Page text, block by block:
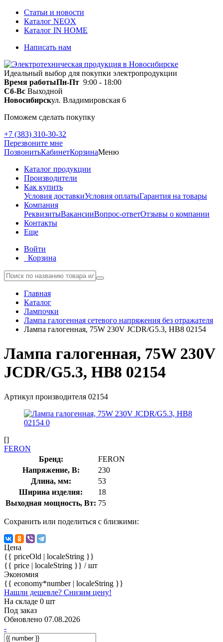
Статьи и новости
Каталог NEOX
Каталог IN HOME
Написать нам
Идеальный выбор для покупки электропродукции
Время работыПн-Пт 9:00 - 18:00
Сб-Вс Выходной
Новосибирскул. Владимировская 6
Поможем сделать покупку
+7 (383) 310-30-32
Перезвоните мне
ПозвонитьКабинетКорзинаМеню
Каталог продукции
Производители
Как купить
Условия доставкиУсловия оплатыГарантия на товары
Компания
РеквизитыВакансииВопрос-ответОтзывы о компании
Контакты
Еще
Войти
Корзина
Главная
Каталог
Лампочки
Лампа галогенная сетевого напряжения без отражателя
Лампа галогенная, 75W 230V JCDR/G5.3, HB8 02154
Лампа галогенная, 75W 230V
JCDR/G5.3, HB8 02154
Артикул производителя 02154
[]
FERON
Бренд:
FERON
Напряжение, В:
230
Длина, мм:
53
Ширина изделия:
18
Выходная мощность, Вт: 75
Сохранить или поделиться с близкими:
Цена
{{ priceOld | localeString }}
{{ price | localeString }} / шт
Экономия
{{ economy*number | localeString }}
Нашли дешевле? Снизим цену!
На складе 0 шт
Под заказ
Обновлено 07.08.2026
-